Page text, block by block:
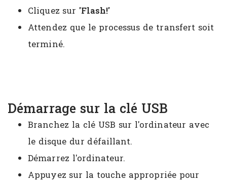
Cliquez sur 'Flash!'
Attendez que le processus de transfert soit
terminé.
Démarrage sur la clé USB
Branchez la clé USB sur l'ordinateur avec
le disque dur défaillant.
Démarrez l'ordinateur.
Appuyez sur la touche appropriée pour